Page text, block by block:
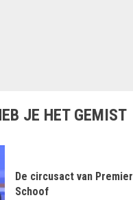
JE HET GEMIST
De circusact van Premier
Schoof